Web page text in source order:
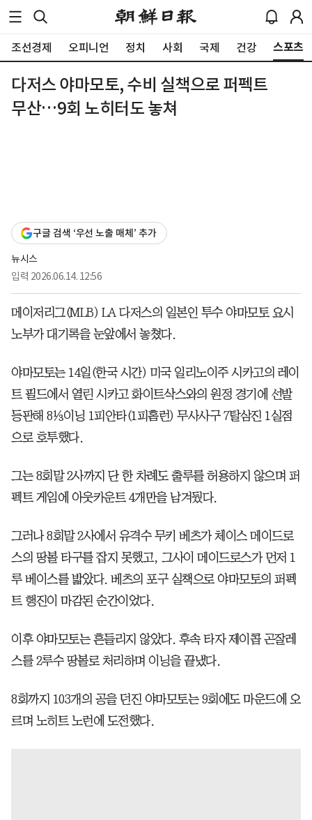
조선경제 오피니언 정치 사회 국제 건강 스포츠
다저스 야마모토, 수비 실책으로 퍼펙트
무산…9회 노히터도 놓쳐
구글 검색 ‘우선 노출 매체’ 추가
뉴시스
입력 2026.06.14. 12:56
메이저리그(MLB) LA 다저스의 일본인 투수 야마모토 요시
노부가 대기록을 눈앞에서 놓쳤다.
야마모토는 14일(한국 시간) 미국 일리노이주 시카고의 레이
트 필드에서 열린 시카고 화이트삭스와의 원정 경기에 선발
등판해 8⅓이닝 1피안타(1피홈런) 무사사구 7탈삼진 1실점
으로 호투했다.
그는 8회말 2사까지 단 한 차례도 출루를 허용하지 않으며 퍼
펙트 게임에 아웃카운트 4개만을 남겨뒀다.
그러나 8회말 2사에서 유격수 무키 베츠가 체이스 메이드로
스의 땅볼 타구를 잡지 못했고, 그사이 메이드로스가 먼저 1
루 베이스를 밟았다. 베츠의 포구 실책으로 야마모토의 퍼펙
트 행진이 마감된 순간이었다.
이후 야마모토는 흔들리지 않았다. 후속 타자 제이콥 곤잘레
스를 2루수 땅볼로 처리하며 이닝을 끝냈다.
8회까지 103개의 공을 던진 야마모토는 9회에도 마운드에 오
르며 노히트 노런에 도전했다.